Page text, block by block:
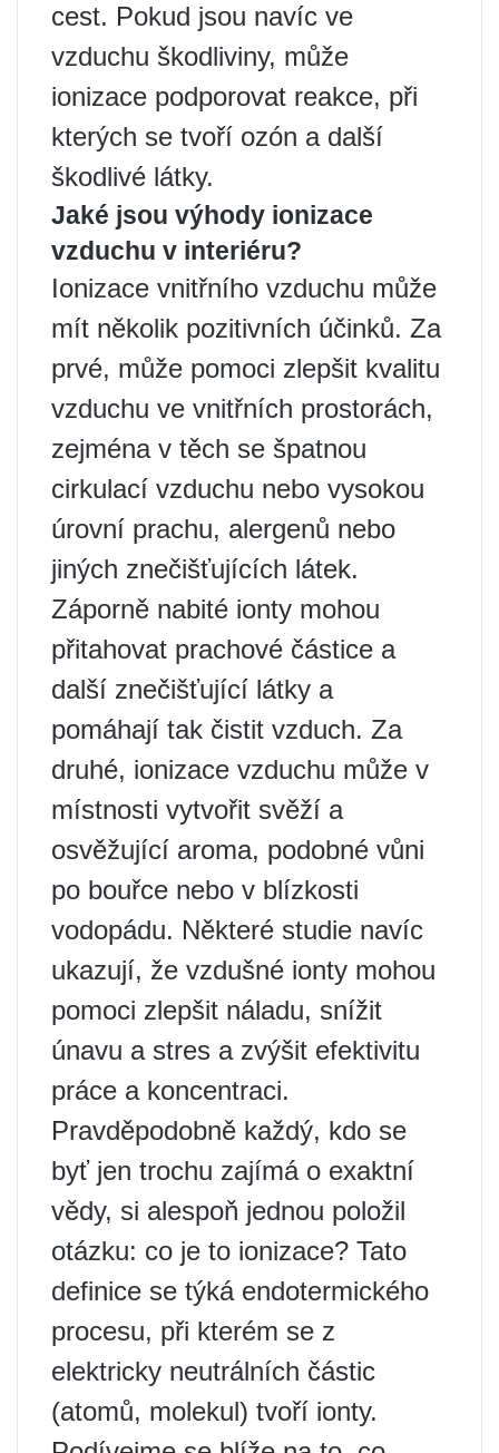
cest. Pokud jsou navíc ve
vzduchu škodliviny, může
ionizace podporovat reakce, při
kterých se tvoří ozón a další
škodlivé látky.
Jaké jsou výhody ionizace
vzduchu v interiéru?
Ionizace vnitřního vzduchu může
mít několik pozitivních účinků. Za
prvé, může pomoci zlepšit kvalitu
vzduchu ve vnitřních prostorách,
zejména v těch se špatnou
cirkulací vzduchu nebo vysokou
úrovní prachu, alergenů nebo
jiných znečišťujících látek.
Záporně nabité ionty mohou
přitahovat prachové částice a
další znečišťující látky a
pomáhají tak čistit vzduch. Za
druhé, ionizace vzduchu může v
místnosti vytvořit svěží a
osvěžující aroma, podobné vůni
po bouřce nebo v blízkosti
vodopádu. Některé studie navíc
ukazují, že vzdušné ionty mohou
pomoci zlepšit náladu, snížit
únavu a stres a zvýšit efektivitu
práce a koncentraci.
Pravděpodobně každý, kdo se
byť jen trochu zajímá o exaktní
vědy, si alespoň jednou položil
otázku: co je to ionizace? Tato
definice se týká endotermického
procesu, při kterém se z
elektricky neutrálních částic
(atomů, molekul) tvoří ionty.